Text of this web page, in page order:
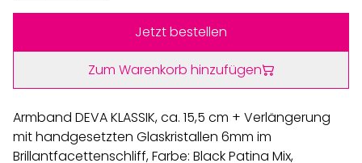
Jetzt bestellen
Zum Warenkorb hinzufügen
Armband DEVA KLASSIK, ca. 15,5 cm + Verlängerung
mit handgesetzten Glaskristallen 6mm im
Brillantfacettenschliff, Farbe: Black Patina Mix,